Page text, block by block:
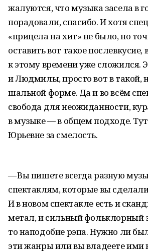
жалуются, что музыка засела в
порадовали, спасибо. И хотя
«прицела на хит» не было, но
оставить вот такое
к этому времени уже сложился.
и Людмилы, просто вот в такой,
шальной форме. Да и во всём
свобода для неожиданности,
в музыке — в общем подходе.
Юрьевне за смелость.
— Вы пишете всегда разную
спектаклям, которые вы
И в новом спектакле есть и
метал, и сильный фольклорный
то наподобие рэпа. Нужно ли
эти жанры или вы владеете ими